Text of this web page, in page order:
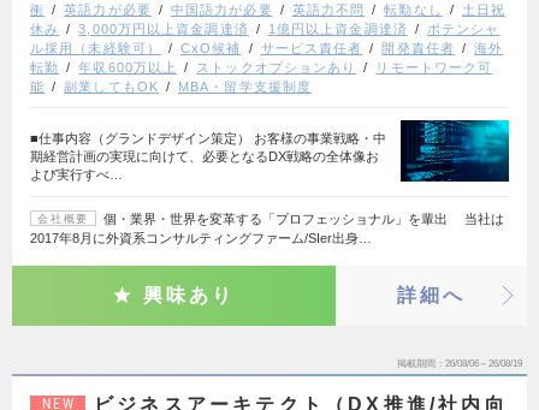
衝 英語力が必要 中国語力が必要 英語力不問 転勤なし
土日祝
休み
3,000万円以上資金調達済 1億円以上資金調達済
ポテンシャ
ル採用（未経験可）
CxO候補 サービス責任者 開発責任者
海外
転勤
年収600万以上 ストックオプションあり
リモートワーク可
能
副業してもOK MBA・留学支援制度
■仕事内容（グランドデザイン策定） お客様の事業戦略・中
期経営計画の実現に向けて、必要となるDX戦略の全体像お
よび実行すべ…
会社概要
個・業界・世界を変革する「プロフェッショナル」を輩出 当社は
2017年8月に外資系コンサルティングファーム/SIer出身…
興味あり 詳細へ
掲載期間 26/08/06～26/08/19
NEW
ビジネスアーキテクト（DX推進/社内向